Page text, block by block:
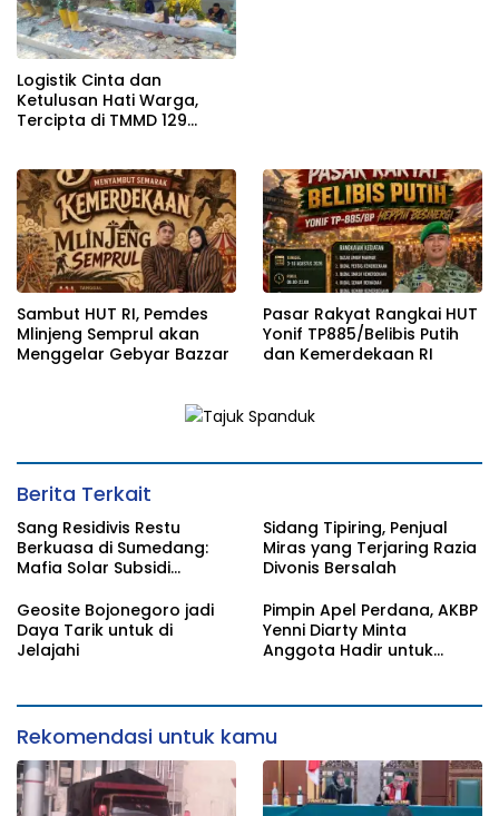
Logistik Cinta dan
Ketulusan Hati Warga,
Tercipta di TMMD 129
Sambut HUT RI, Pemdes
Mlinjeng Semprul akan
Menggelar Gebyar Bazzar
Pasar Rakyat Rangkai HUT
Yonif TP885/Belibis Putih
dan Kemerdekaan RI
Berita Terkait
Sang Residivis Restu
Berkuasa di Sumedang:
Mafia Solar Subsidi
Terangan, Seolah Hukum
Bungkam
Sidang Tipiring, Penjual
Miras yang Terjaring Razia
Divonis Bersalah
Geosite Bojonegoro jadi
Daya Tarik untuk di
Jelajahi
Pimpin Apel Perdana, AKBP
Yenni Diarty Minta
Anggota Hadir untuk
Rekomendasi untuk kamu